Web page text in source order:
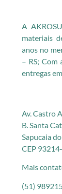
A
materiais
anos no
– RS; Com
entregas
Av. Castro
B. Santa
Sapucaia
CEP
Mais
(51)